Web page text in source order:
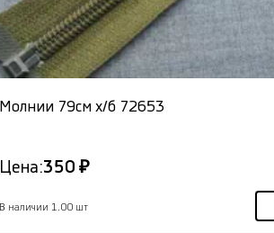
Молнии 79см х/б 72653
Цена:350 ₽
В наличии 1.00 шт